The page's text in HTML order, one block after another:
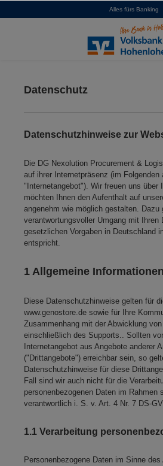
Alles fürs Banking
Datenschutz
Datenschutzhinweise zur
Die DG Nexolution Procurement &
auf ihrer Internetpräsenz (im Folgenden
"Internetangebot"). Wir freuen uns über
möchten Ihnen den Aufenthalt auf
angenehm wie möglich gestalten. Dazu
verantwortungsvoller Umgang mit Ihren
gesetzlichen Vorgaben in Deutschland
entspricht.
1 Allgemeine Informationen
Diese Datenschutzhinweise gelten für
www.genostore.de sowie für Ihre
Zusammenhang mit der Abwicklung
einschließlich des Supports.. Sollten
Internetangebot aus Angebote anderer
("Drittangebote") erreichbar sein, so
Datenschutzhinweise für diese
Fall sind wir auch nicht für die
personenbezogenen Daten im Rahmen
verantwortlich i. S. v. Art. 4 Nr. 7 DS-
1.1 Verarbeitung
Personenbezogene Daten im Sinne